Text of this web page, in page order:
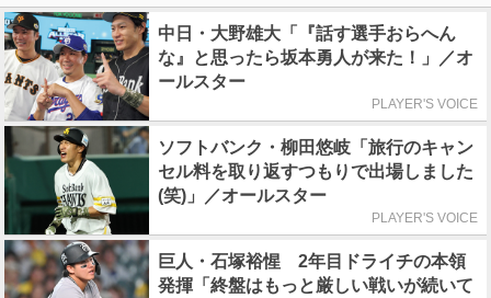
中日・大野雄大「『話す選手おらへん
な』と思ったら坂本勇人が来た！」／オ
ールスター
PLAYER'S VOICE
ソフトバンク・柳田悠岐「旅行のキャン
セル料を取り返すつもりで出場しました
(笑)」／オールスター
PLAYER'S VOICE
巨人・石塚裕惺 2年目ドライチの本領
発揮「終盤はもっと厳しい戦いが続いて